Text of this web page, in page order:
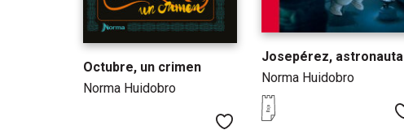
Octubre, un crimen
Norma Huidobro
Me gusta
Josepérez, astronauta
Norma Huidobro